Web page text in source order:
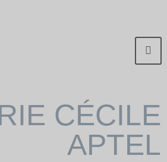
CÉCILE
APTEL